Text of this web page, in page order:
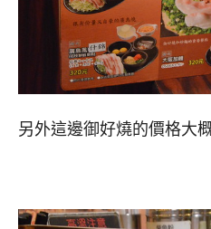
另外這邊御好燒的價格大